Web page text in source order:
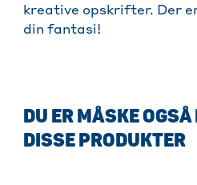
kreative opskrifter. Der
din fantasi!
DU ER MÅSKE
DISSE PRODUKTER